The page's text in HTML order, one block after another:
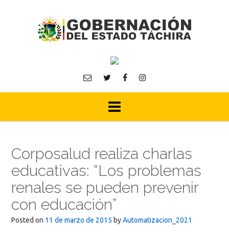
Corposalud realiza charlas
educativas: “Los problemas
renales se pueden prevenir
con educación”
Posted on 11 de marzo de 2015 byAutomatizacion_2021